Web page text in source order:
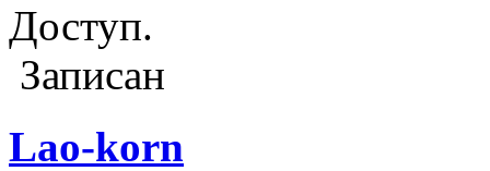
Доступ.
Записан
Lao-korn